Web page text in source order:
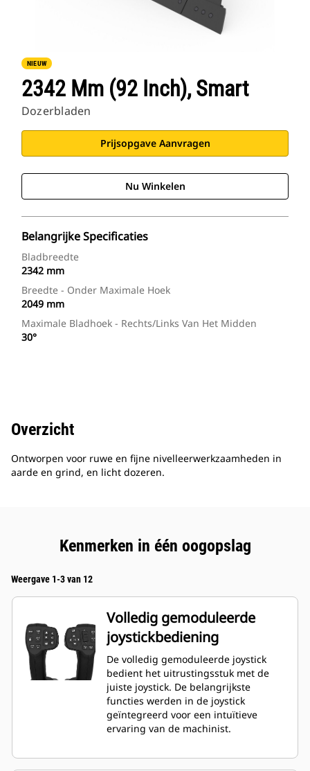
NIEUW
2342 Mm (92 Inch), Smart
Dozerbladen
Prijsopgave Aanvragen
Nu Winkelen
Belangrijke Specificaties
Bladbreedte
2342 mm
Breedte - Onder Maximale Hoek
2049 mm
Maximale Bladhoek - Rechts/links Van Het Midden
30°
Overzicht
Ontworpen voor ruwe en fijne nivelleerwerkzaamheden in
aarde en grind, en licht dozeren.
Kenmerken in één oogopslag
Weergave 1-3 van 12
Volledig gemoduleerde
joystickbediening
De volledig gemoduleerde joystick
bedient het uitrustingsstuk met de
juiste joystick. De belangrijkste
functies werden in de joystick
geïntegreerd voor een intuïtieve
ervaring van de machinist.